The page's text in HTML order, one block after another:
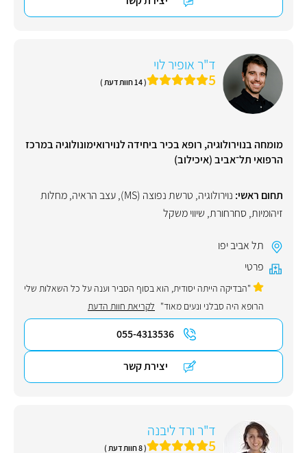
ד"ר אופיר לוי
5 ( 14 חוות דעת )
מומחה בנוירולוגיה, רופא בכיר ביחידה לנוירואימונולוגיה במרכז
הרפואי תל־אביב (איכילוב)
תחום ראשי: נוירולוגיה, טרשת נפוצה (MS) ,עצב הראיה,מחלות
זיהומיות, סחרחורת, שיווי משקל
תל אביב יפו
פרטי
"הבדיקה הייתה יסודית, הוא בסוף הסביר וענה על כל השאלות שלי
הרופא היה סבלני ונעים מאוד" לקריאת חוות הדעת
055-4313536
יצירת קשר
ד"ר ורד ליבנה
5 ( 8 חוות דעת )